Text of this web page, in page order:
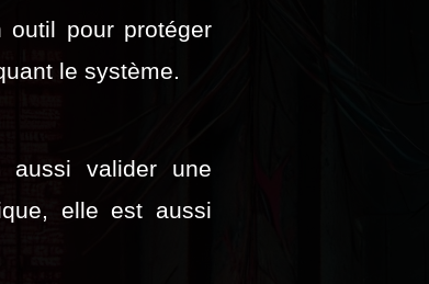
outil pour protéger
le système.
aussi valider une
elle est aussi